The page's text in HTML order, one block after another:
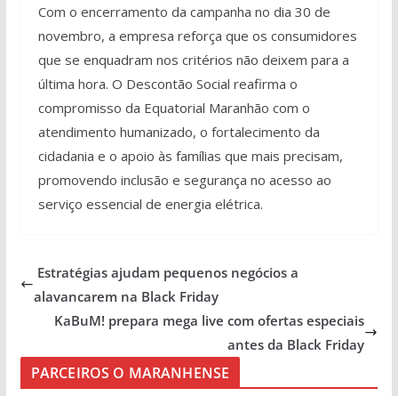
Com o encerramento da campanha no dia 30 de
novembro, a empresa reforça que os consumidores
que se enquadram nos critérios não deixem para a
última hora. O Descontão Social reafirma o
compromisso da Equatorial Maranhão com o
atendimento humanizado, o fortalecimento da
cidadania e o apoio às famílias que mais precisam,
promovendo inclusão e segurança no acesso ao
serviço essencial de energia elétrica.
Estratégias ajudam pequenos negócios a
alavancarem na Black Friday
KaBuM! prepara mega live com ofertas especiais
antes da Black Friday
PARCEIROS O MARANHENSE